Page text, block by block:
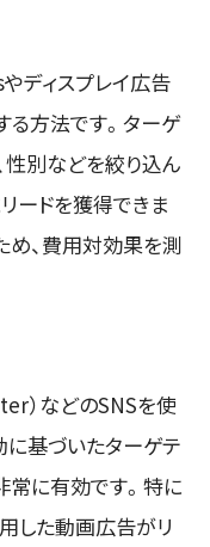
ディスプレイ広告
方法です。ターゲ
性別などを絞り込ん
ードを獲得できま
、費用対効果を測
）などのSNSを使
基づいたターゲテ
常に有効です。特に
した動画広告がリ